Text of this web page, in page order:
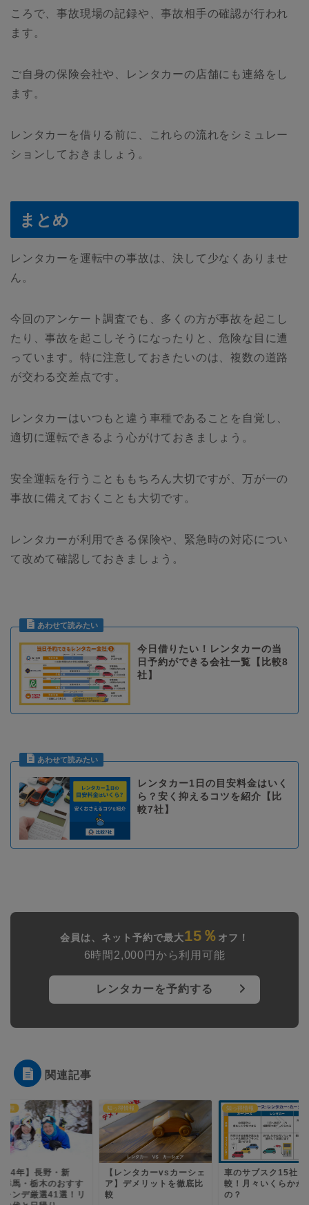
ころで、事故現場の記録や、事故相手の確認が行われ
ます。
ご自身の保険会社や、レンタカーの店舗にも連絡をし
ます。
レンタカーを借りる前に、これらの流れをシミュレー
ションしておきましょう。
まとめ
レンタカーを運転中の事故は、決して少なくありませ
ん。
今回のアンケート調査でも、多くの方が事故を起こし
たり、事故を起こしそうになったりと、危険な目に遭
っています。特に注意しておきたいのは、複数の道路
が交わる交差点です。
レンタカーはいつもと違う車種であることを自覚し、
適切に運転できるよう心がけておきましょう。
安全運転を行うことももちろん大切ですが、万が一の
事故に備えておくことも大切です。
レンタカーが利用できる保険や、緊急時の対応につい
て改めて確認しておきましょう。
今日借りたい！レンタカーの当
日予約ができる会社一覧【比較8
社】
レンタカー1日の目安料金はいく
ら？安く抑えるコツを紹介【比
較7社】
会員は、ネット予約で最大15％ オフ！
6時間2,000円から利用可能
レンタカーを予約する
関連記事
情報
ンタカーvsカーシェ
デメリットを徹底比
知っ得情報
車のサブスク15社を比
較！月々いくらかかる
の？
知っ得情報
【2024年】長野・新
潟・群馬・栃木のお
めゲレンデ厳選41選